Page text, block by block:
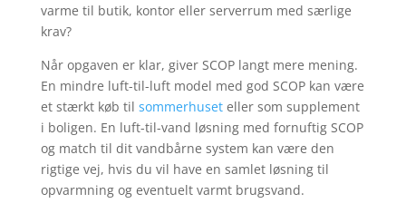
varme til butik, kontor eller serverrum med særlige
krav?
Når opgaven er klar, giver SCOP langt mere mening.
En mindre luft-til-luft model med god SCOP kan være
et stærkt køb til sommerhuseteller som supplement
i boligen. En luft-til-vand løsning med fornuftig SCOP
og match til dit vandbårne system kan være den
rigtige vej, hvis du vil have en samlet løsning til
opvarmning og eventuelt varmt brugsvand.